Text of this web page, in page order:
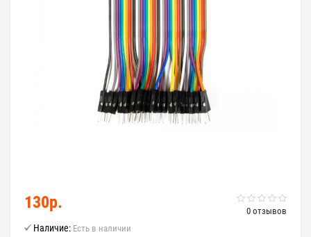
0 отзывов
130р.
Наличие: Есть в наличии